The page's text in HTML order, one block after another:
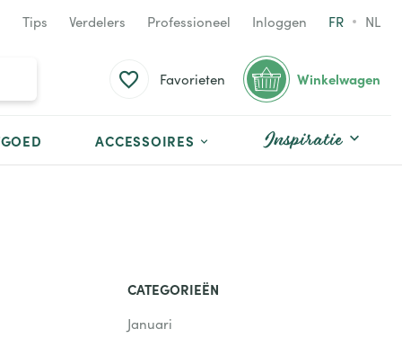
Tips Verdelers Professioneel Inloggen FR NL
Favorieten Winkelwagen
ACCESSOIRES Inspiratie
CATEGORIEËN
Januari